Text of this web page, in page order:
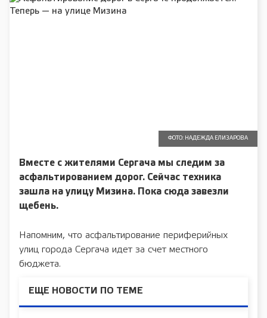
ФОТО: НАДЕЖДА ЕЛИЗАРОВА
Вместе с жителями Сергача мы следим за
асфальтированием дорог. Сейчас техника
зашла на улицу Мизина. Пока сюда завезли
щебень.
Напомним, что асфальтирование периферийных
улиц города Сергача идет за счет местного
бюджета.
ЕЩЕ НОВОСТИ ПО ТЕМЕ